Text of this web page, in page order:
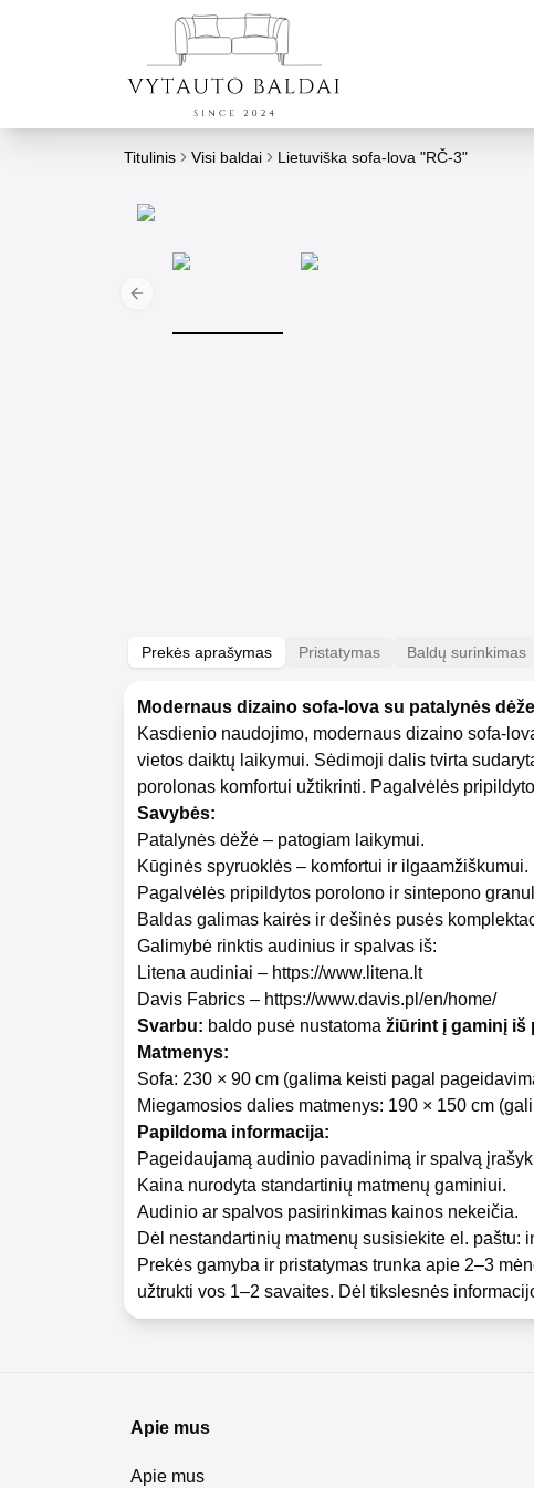
Titulinis Visi baldai Lietuviška sofa-lova "RČ-3"
Previous slide
Prekės aprašymas Pristatymas Baldų surinkimas
Modernaus dizaino sofa-lova su patalynės
Kasdienio naudojimo, modernaus dizaino sofa-
vietos daiktų laikymui. Sėdimoji dalis tvirta
porolonas komfortui užtikrinti. Pagalvėlės
Savybės:
Patalynės dėžė – patogiam laikymui.
Kūginės spyruoklės – komfortui ir ilgaamžiškumui.
Pagalvėlės pripildytos porolono ir sintepono
Baldas galimas kairės ir dešinės pusės
Galimybė rinktis audinius ir spalvas iš:
Litena audiniai – https://www.litena.lt
Davis Fabrics – https://www.davis.pl/en/home/
Svarbu: baldo pusė nustatoma žiūrint į gaminį iš
Matmenys:
Sofa: 230 × 90 cm (galima keisti pagal
Miegamosios dalies matmenys: 190 × 150 cm
Papildoma informacija:
Pageidaujamą audinio pavadinimą ir spalvą
Kaina nurodyta standartinių matmenų gaminiui.
Audinio ar spalvos pasirinkimas kainos nekeičia.
Dėl nestandartinių matmenų susisiekite el. paštu:
Prekės gamyba ir pristatymas trunka apie 2–3
užtrukti vos 1–2 savaites. Dėl tikslesnės
Apie mus
Apie mus